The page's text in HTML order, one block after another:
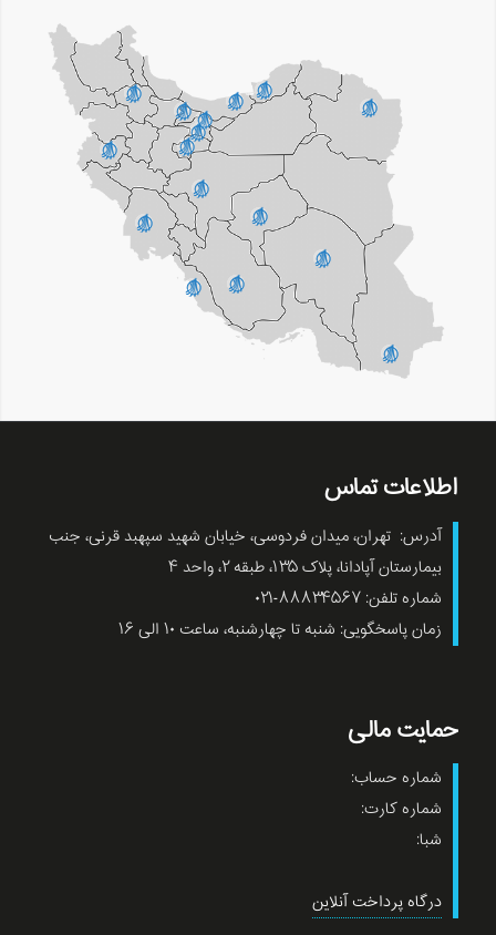
اطلاعات تماس
آدرس: تهران، میدان فردوسی، خیابان شهید سپهبد قرنی، جنب
بیمارستان آپادانا، پلاک ۱۳۵، طبقه ۲، واحد ۴
شماره تلفن: ۸۸۸۳۴۵۶۷-۰۲۱
زمان پاسخگویی: شنبه تا چهارشنبه، ساعت ۱۰ الی ۱۶
حمایت مالی
شماره حساب:
شماره کارت:
شبا:
درگاه پرداخت آنلاین